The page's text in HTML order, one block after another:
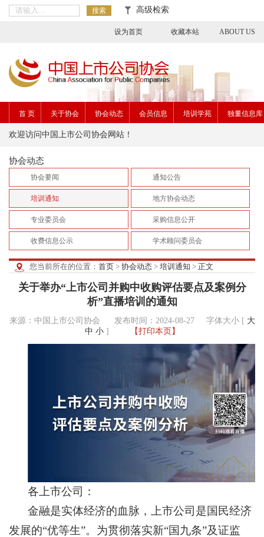
设为首页 收藏本站 ABOUT US
搜索 高级检索
首 页 关于协会 协会动态 会员信息 培训学苑 独董信息库
欢迎访问中国上市公司协会网站！
协会动态
协会要闻 通知公告
培训通知 地方协会动态
专业委员会 采购信息公开
收费信息公示 学术顾问委员会
您当前所在的位置： 首页 > 协会动态 > 培训通知 > 正文
关于举办“上市公司并购中收购评估要点及案例分
析”直播培训的通知
来源：中国上市公司协会 发布时间：2024-08-27 字体大小 [ 大
中 小] 【打印本页】
各上市公司：
金融是实体经济的血脉，上市公司是国民经济
发展的“优等生”。为贯彻落实新“国九条”及证监